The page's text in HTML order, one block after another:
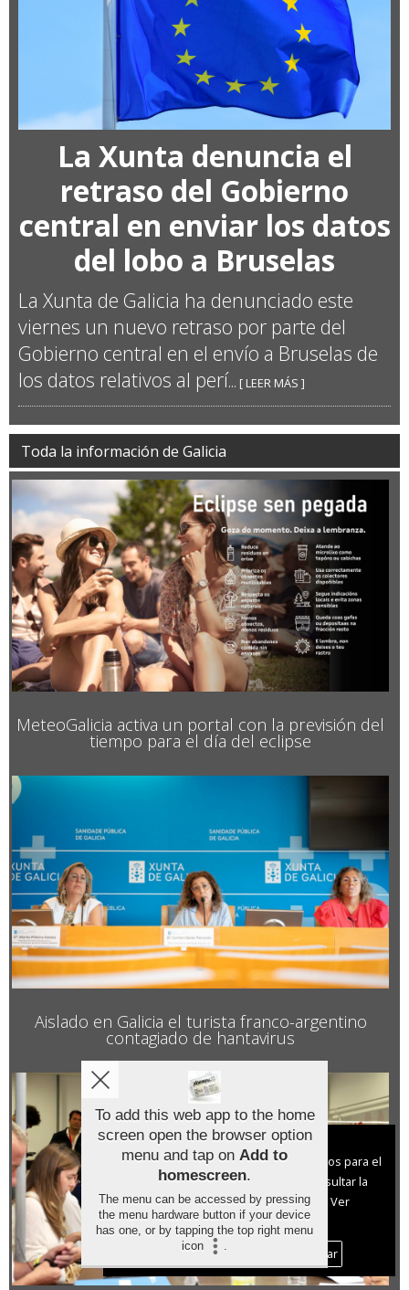
La Xunta denuncia el
retraso del Gobierno
central en enviar los datos
del lobo a Bruselas
La Xunta de Galicia ha denunciado este
viernes un nuevo retraso por parte del
Gobierno central en el envío a Bruselas de
los datos relativos al perí... [ LEER MÁS ]
Toda la información de Galicia
MeteoGalicia activa un portal con la previsión del
tiempo para el día del eclipse
Aislado en Galicia el turista franco-argentino
contagiado de hantavirus
Aviso sobre el Uso de cookies:
Utilizamos cookies nuestras y de terceros para el
funcionamiento del digital. Puedes consultar la
lista de cookies y como desconectarlas.
Ver
nuestra Política de Privacidad y Cookies
Aceptar Cookies
Personalizar
To add this web app to the home
screen open the browser option
menu and tap on Add to
homescreen.
The menu can be accessed by pressing
the menu hardware button if your device
has one, or by tapping the top right menu
icon
.